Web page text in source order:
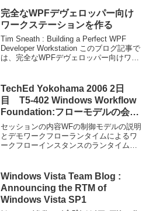
完全なWPFデヴェロッパー向け
ワークステーションを作る
Tim Sneath : Building a Perfect WPF
Developer Workstation このブログ記事で
は、完全なWPFデヴェロッパー向けワー
TechEd Yokohama 2006 2日
目 T5-402 Windows Workflow
Foundation:フローモデルの会解
説とアプリケーションへの応用
セッションの内容WFの制御モデルの説明
とデモワークフローランタイムによるワ
ークフローインスタンスのランタイム管
ったし、デモも悪くはなかったのです
が、もう少しがりがりとコ...
Windows Vista Team Blog :
Announcing the RTM of
Windows Vista SP1